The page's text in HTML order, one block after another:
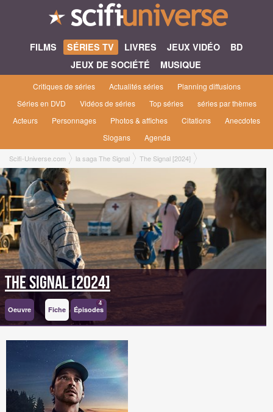
FILMS SÉRIES TV LIVRES JEUX VIDÉO
BD
JEUX DE SOCIÉTÉ
MUSIQUE
Critiques de séries Actualités séries
Planning diffusions
Séries en DVD
Vidéos de séries Top séries
séries par thèmes
Acteurs
Personnages Photos & affiches Citations
Anecdotes
Slogans
Agenda
Scifi-Universe.com la saga The Signal The Signal [2024]
The Signal [2024]
Oeuvre Fiche Épisodes
4